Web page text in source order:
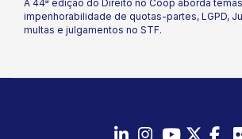
A 44ª edição do Direito no Coop aborda
impenhorabilidade de quotas-partes, LGPD,
multas e julgamentos no STF.